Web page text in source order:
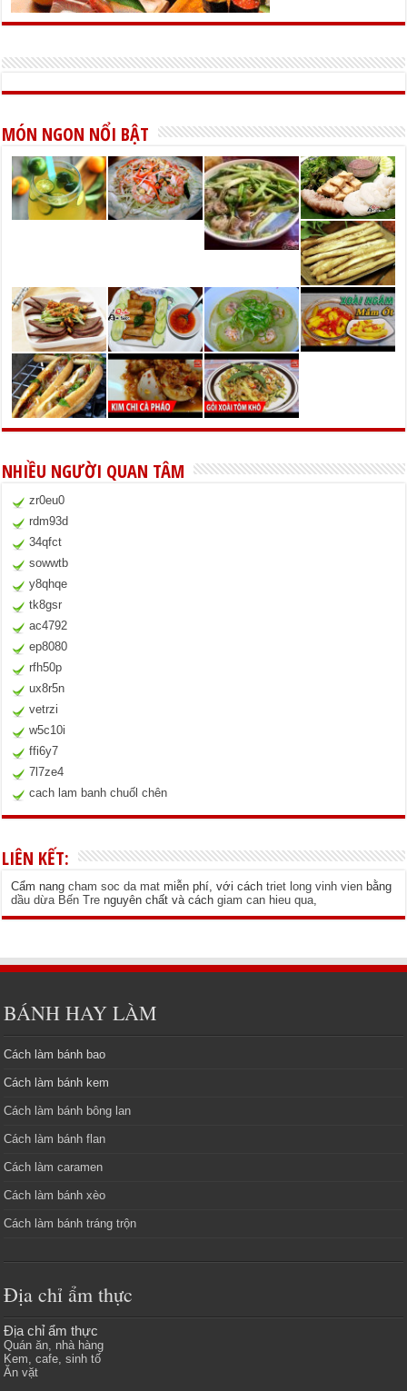
MÓN NGON NỔI BẬT
NHIỀU NGƯỜI QUAN TÂM
zr0eu0
rdm93d
34qfct
sowwtb
y8qhqe
tk8gsr
ac4792
ep8080
rfh50p
ux8r5n
vetrzi
w5c10i
ffi6y7
7l7ze4
cach lam banh chuốl chên
LIÊN KẾT:
Cẩm nangcham soc da mat miễn phí, với cáchtriet long vinh vien bằng
dầu dừa Bến Tre nguyên chất và cáchgiam can hieu qua
BÁNH HAY LÀM
Cách làm bánh bao
Cách làm bánh kem
Cách làm bánh bông lan
Cách làm bánh flan
Cách làm caramen
Cách làm bánh xèo
Cách làm bánh tráng trộn
Địa chỉ ẩm thực
Địa chỉ ẩm thực
Quán ăn, nhà hàng
Kem, cafe, sinh tố
Ăn vặt